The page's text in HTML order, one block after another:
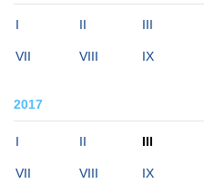
I II III
VII VIII IX
2017
I II III
VII VIII IX